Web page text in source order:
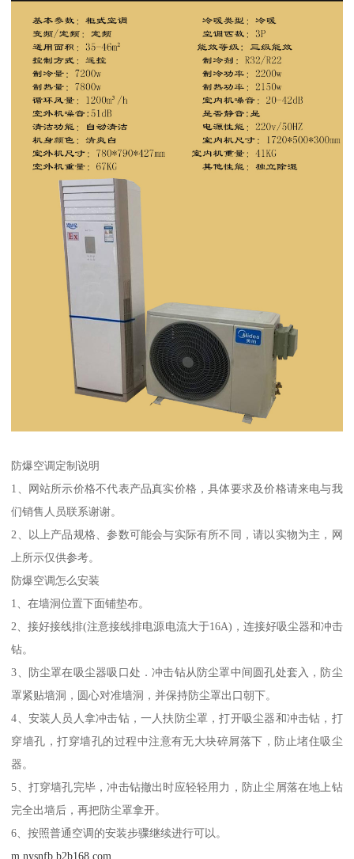
防爆空调定制说明
1、网站所示价格不代表产品真实价格，具体要求及价格请来电与我
们销售人员联系谢谢。
2、以上产品规格、参数可能会与实际有所不同，请以实物为主，网
上所示仅供参考。
防爆空调怎么安装
1、在墙洞位置下面铺垫布。
2、接好接线排(注意接线排电源电流大于16A)，连接好吸尘器和冲击
钻。
3、防尘罩在吸尘器吸口处．冲击钻从防尘罩中间圆孔处套入，防尘
罩紧贴墙洞，圆心对准墙洞，并保持防尘罩出口朝下。
4、安装人员人拿冲击钻，一人扶防尘罩，打开吸尘器和冲击钻，打
穿墙孔，打穿墙孔的过程中注意有无大块碎屑落下，防止堵住吸尘
器。
5、打穿墙孔完毕，冲击钻撤出时应轻轻用力，防止尘屑落在地上钻
完全出墙后，再把防尘罩拿开。
6、按照普通空调的安装步骤继续进行可以。
m.nysnfb.b2b168.com